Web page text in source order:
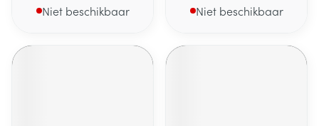
Niet beschikbaar Niet beschikbaar